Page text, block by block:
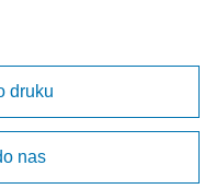
druku
nas